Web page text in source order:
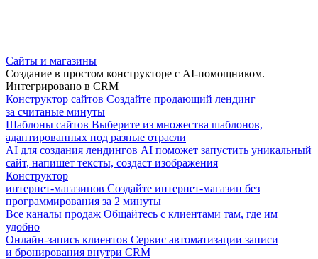
Сайты и магазины
Создание в простом конструкторе с AI-помощником.
Интегрировано в CRM
Конструктор сайтов Создайте продающий лендинг
за считаные минуты
Шаблоны сайтов Выберите из множества шаблонов,
адаптированных под разные отрасли
AI для создания лендингов AI поможет запустить уникальный
сайт, напишет тексты, создаст изображения
Конструктор
интернет-магазинов Создайте интернет-магазин без
программирования за 2 минуты
Все каналы продаж Общайтесь с клиентами там, где им
удобно
Онлайн-запись клиентов Сервис автоматизации записи
и бронирования внутри CRM